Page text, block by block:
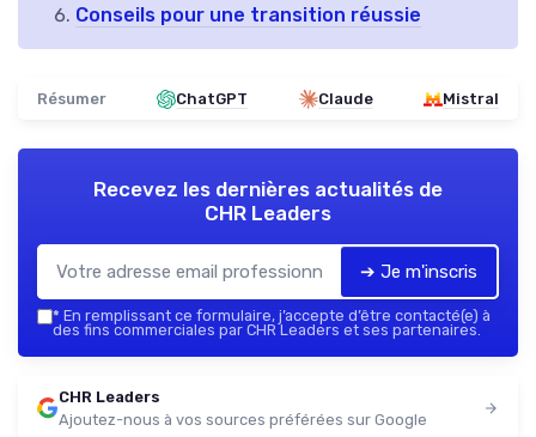
Conseils pour une transition réussie
Résumer ChatGPT Claude Mistral
Recevez les dernières actualités de
CHR Leaders
➔ Je m'inscris
* En remplissant ce formulaire, j’accepte d’être contacté(e) à
des fins commerciales par CHR Leaders et ses partenaires.
CHR Leaders
Ajoutez-nous à vos sources préférées sur Google